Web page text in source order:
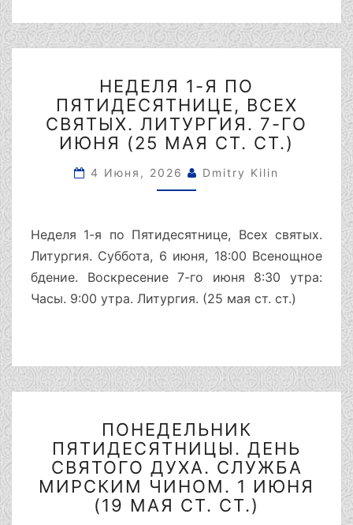
1-
Я
ПО
ПЯТИДЕСЯТНИЦЕ,
СВЯТЫХ.
ЛИТУРГИЯ.
ИЮНЯ
(25
МАЯ
СТ.
НЕДЕЛЯ 1-Я ПО
ПЯТИДЕСЯТНИЦЕ, ВСЕХ
СВЯТЫХ. ЛИТУРГИЯ. 7-ГО
ИЮНЯ (25 МАЯ СТ. СТ.)
4 Июня, 2026 Dmitry Kilin
Неделя 1-я по Пятидесятнице, Всех святых.
Литургия. Суббота, 6 июня, 18:00 Всенощное
бдение. Воскресение 7-го июня 8:30 утра:
Часы. 9:00 утра. Литургия. (25 мая ст. ст.)
ПЯТИДЕСЯТНИЦЫ.
ДЕНЬ
СВЯТОГО
ДУХА.
СЛУЖБА
МИРСКИМ
ПОНЕДЕЛЬНИК
ПЯТИДЕСЯТНИЦЫ. ДЕНЬ
СВЯТОГО ДУХА. СЛУЖБА
МИРСКИМ ЧИНОМ. 1 ИЮНЯ
(19 МАЯ СТ. СТ.)